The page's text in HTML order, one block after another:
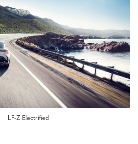
LF-Z Electrified